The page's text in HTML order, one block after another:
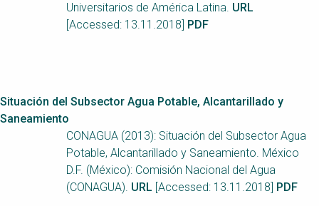
Universitarios de América Latina. URL
[Accessed: 13.11.2018] PDF
Situación del Subsector Agua Potable, Alcantarillado y
Saneamiento
CONAGUA (2013): Situación del Subsector Agua
Potable, Alcantarillado y Saneamiento. México
D.F. (México): Comisión Nacional del Agua
(CONAGUA). URL [Accessed: 13.11.2018] PDF